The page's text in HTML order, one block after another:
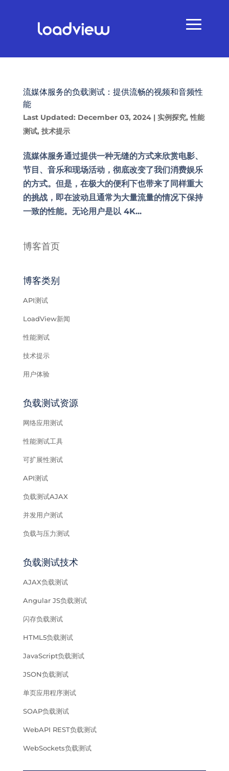
流媒体服务的负载测试：提供流畅的视频和音频性
能
Last Updated: December 03, 2024| 实例探究,性能
测试, 技术提示
流媒体服务通过提供一种无缝的方式来欣赏电影、
节目、音乐和现场活动，彻底改变了我们消费娱乐
的方式。但是，在极大的便利下也带来了同样重大
的挑战，即在波动且通常为大量流量的情况下保持
一致的性能。无论用户是以 4K...
博客首页
博客类别
API测试
LoadView新闻
性能测试
技术提示
用户体验
负载测试资源
网络应用测试
性能测试工具
可扩展性测试
API测试
负载测试AJAX
并发用户测试
负载与压力测试
负载测试技术
AJAX负载测试
Angular JS负载测试
闪存负载测试
HTML5负载测试
JavaScript负载测试
JSON负载测试
单页应用程序测试
SOAP负载测试
WebAPI REST负载测试
WebSockets负载测试